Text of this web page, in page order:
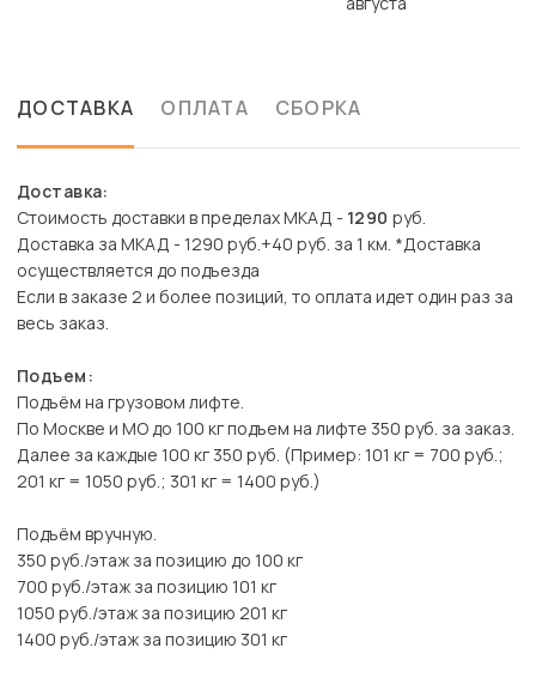
ДОСТАВКА ОПЛАТА СБОРКА
Доставка:
Стоимость доставки в пределах МКАД - 1290 руб.
Доставка за МКАД - 1290 руб.+40 руб. за 1 км. *Доставка
осуществляется до подъезда
Если в заказе 2 и более позиций, то оплата идет один раз за
весь заказ.
Подъем:
Подъём на грузовом лифте.
По Москве и МО до 100 кг подъем на лифте 350 руб. за заказ.
Далее за каждые 100 кг 350 руб. (Пример: 101 кг = 700 руб.;
201 кг = 1050 руб.; 301 кг = 1400 руб.)
Подъём вручную.
350 руб./этаж за позицию до 100 кг
700 руб./этаж за позицию 101 кг
1050 руб./этаж за позицию 201 кг
1400 руб./этаж за позицию 301 кг